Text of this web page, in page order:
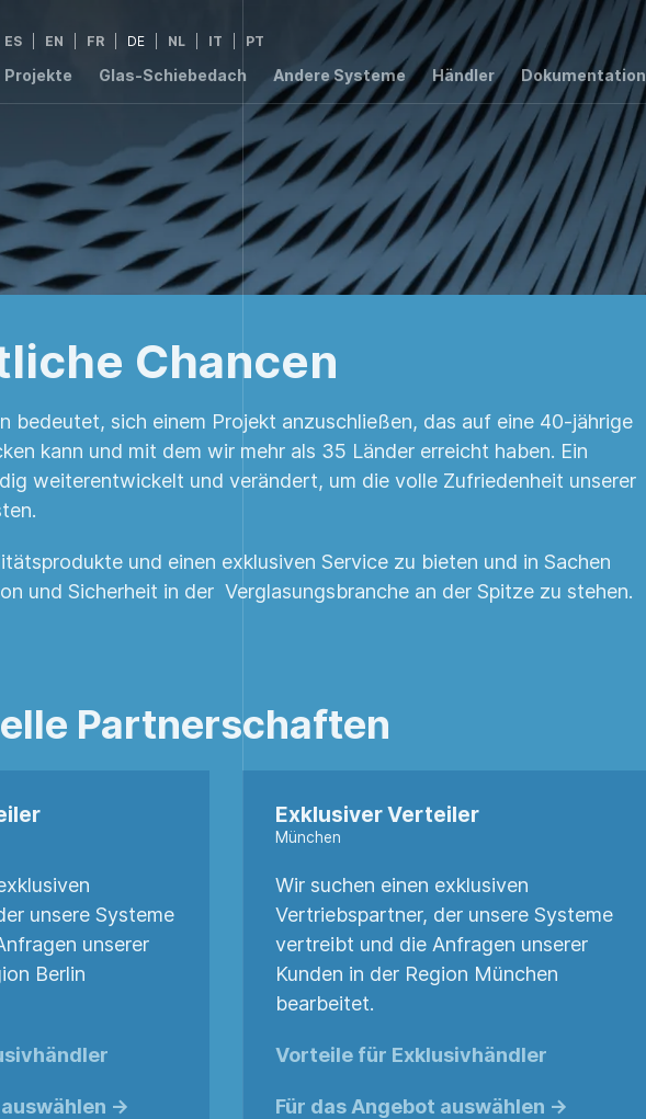
ES EN FR DE NL IT PT
Projekte Glas-Schiebedach
W/m²K
2,76
W/m²K
1,4
W/m²K
Andere Systeme
F105
1,5
W/m²K
S220 RPT
1,54
W/m²K
S200 RPT
1,54
W/m²K
2,6
W/m²K
E20
Händler Dokumentation
Chancen
bedeutet, sich einem Projekt anzuschließen, das auf eine 40-jährige
kann und mit dem wir mehr als 35 Länder erreicht haben. Ein
weiterentwickelt und verändert, um die volle Zufriedenheit unserer
und einen exklusiven Service zu bieten und in Sachen
und Sicherheit in der Verglasungsbranche an der Spitze zu stehen.
Partnerschaften
unsere Systeme
unserer
Berlin
->
Exklusiver Verteiler
München
Wir suchen einen exklusiven
Vertriebspartner, der unsere Systeme
vertreibt und die Anfragen unserer
Kunden in der Region München
bearbeitet.
Vorteile für Exklusivhändler
Für das Angebot auswählen ->